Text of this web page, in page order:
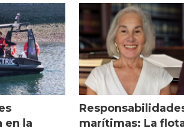
en la
marítimas: La